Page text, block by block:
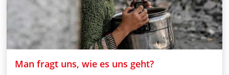
Man fragt uns, wie es uns geht?